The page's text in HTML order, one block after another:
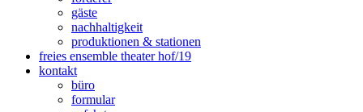
gäste
nachhaltigkeit
produktionen & stationen
freies ensemble theater hof/19
kontakt
büro
formular